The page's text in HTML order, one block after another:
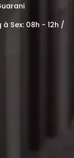
Sex: 08h - 12h /